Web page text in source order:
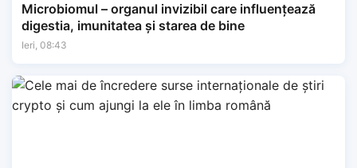
Microbiomul – organul invizibil care influențează
digestia, imunitatea și starea de bine
Ieri, 08:43